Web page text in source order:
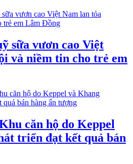
sữa vươn cao Việt
và niềm tin cho trẻ em
căn hộ do Keppel
triển đạt kết quả bán